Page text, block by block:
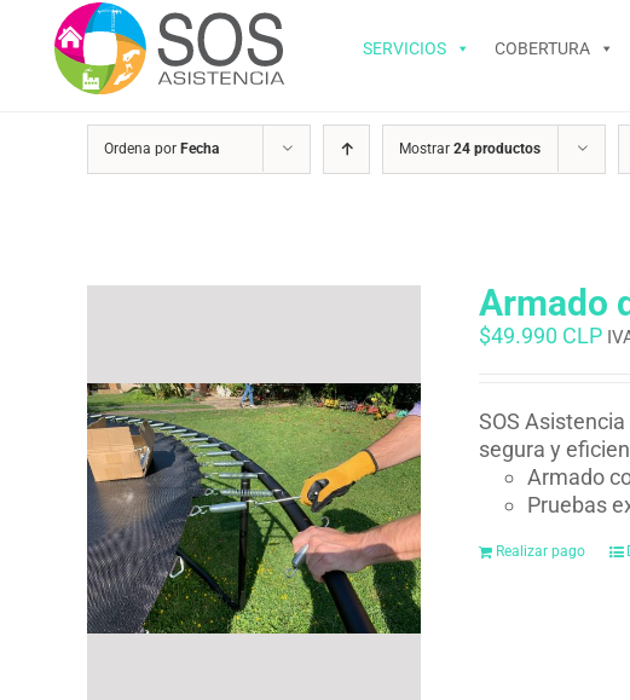
contenido
SERVICIOS COBERTURA
Ordena por Fecha Mostrar 24 productos
Armado
$49.990 CLP
SOS
segura y
Armado
Pruebas
Realizar pago